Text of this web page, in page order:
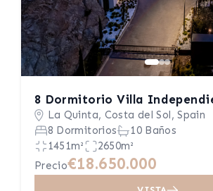
8 Dormitorio Villa
La Quinta, Costa del Sol, Spain
8 Dormitorios
10 Baños
1451m²
2650m²
Precio€18.650.000